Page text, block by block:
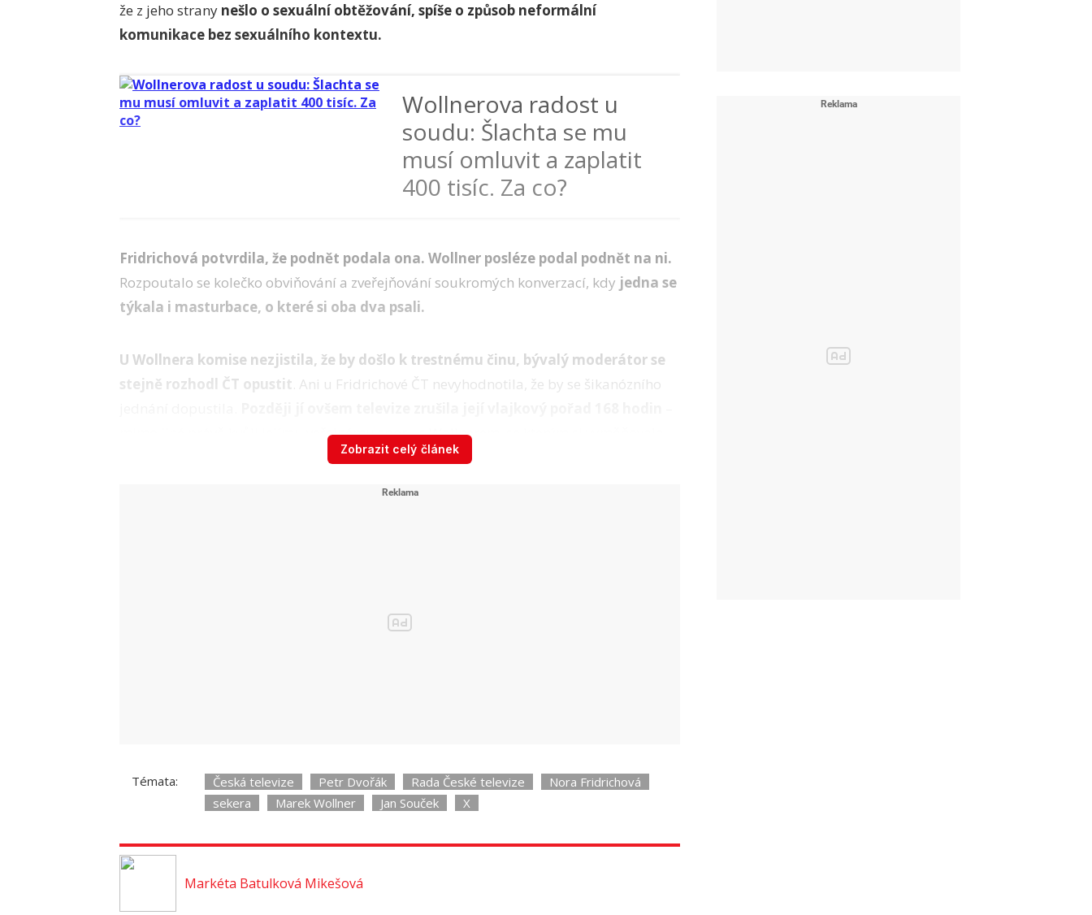
že z jeho strany nešlo o sexuální obtěžování, spíše o způsob neformální
komunikace bez sexuálního kontextu.
Wollnerova radost u
soudu: Šlachta se mu
musí omluvit a zaplatit
400 tisíc. Za co?
Fridrichová potvrdila, že podnět podala ona. Wollner posléze podal podnět na ni.
Rozpoutalo se kolečko obviňování a zveřejňování soukromých konverzací, kdy jedna se
týkala i masturbace, o které si oba dva psali.
U Wollnera komise nezjistila, že by došlo k trestnému činu, bývalý moderátor se
stejně rozhodl ČT opustit . Ani u Fridrichové ČT nevyhodnotila, že by se šikanózního
mimo jiné právě kvůli jejímu veřejnému sporu s Wollnerem, se kterým si vyměňovala
a Fridrichová také odešla.
Video se připravuje ...
Zobrazit celý článek
Témata: Česká televize Petr Dvořák Rada České televize
Nora Fridrichová
sekera
Marek Wollner Jan Souček X
Markéta Batulková Mikešová